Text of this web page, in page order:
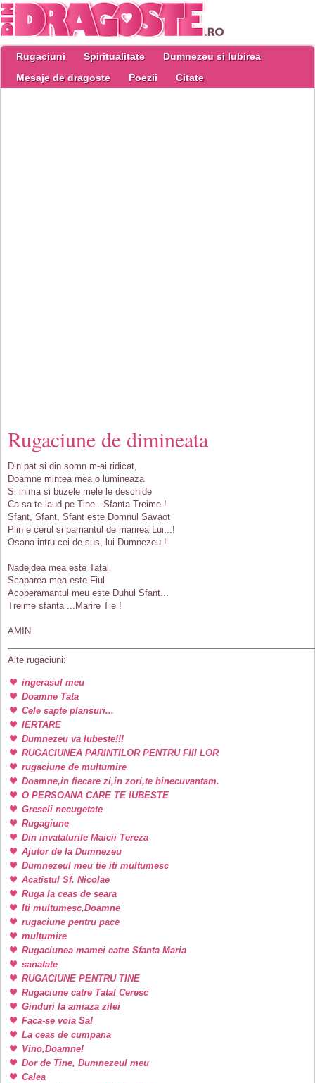
Rugaciuni Spiritualitate
Dumnezeu si Iubirea
Mesaje de dragoste
Poezii Citate
Rugaciune de dimineata
Din pat si din somn m-ai ridicat,
Doamne mintea mea o lumineaza
Si inima si buzele mele le deschide
Ca sa te laud pe Tine...Sfanta Treime !
Sfant, Sfant, Sfant este Domnul Savaot
Plin e cerul si pamantul de marirea Lui...!
Osana intru cei de sus, lui Dumnezeu !
Nadejdea mea este Tatal
Scaparea mea este Fiul
Acoperamantul meu este Duhul Sfant...
Treime sfanta ...Marire Tie !
AMIN
Alte rugaciuni:
ingerasul meu
Doamne Tata
Cele sapte plansuri...
IERTARE
Dumnezeu va Iubeste!!!
RUGACIUNEA PARINTILOR PENTRU FIII LOR
rugaciune de multumire
Doamne,in fiecare zi,in zori,te binecuvantam.
O PERSOANA CARE TE IUBESTE
Greseli necugetate
Rugagiune
Din invataturile Maicii Tereza
Ajutor de la Dumnezeu
Dumnezeul meu tie iti multumesc
Acatistul Sf. Nicolae
Ruga la ceas de seara
Iti multumesc,Doamne
rugaciune pentru pace
multumire
Rugaciunea mamei catre Sfanta Maria
sanatate
RUGACIUNE PENTRU TINE
Rugaciune catre Tatal Ceresc
Ginduri la amiaza zilei
Faca-se voia Sa!
La ceas de cumpana
Vino,Doamne!
Dor de Tine, Dumnezeul meu
Calea